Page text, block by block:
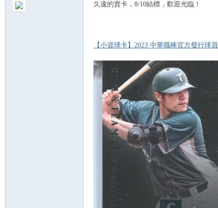
久違的賣卡，8/10結標，歡迎光臨！
【小資球卡】2023 中華職棒官方發行球